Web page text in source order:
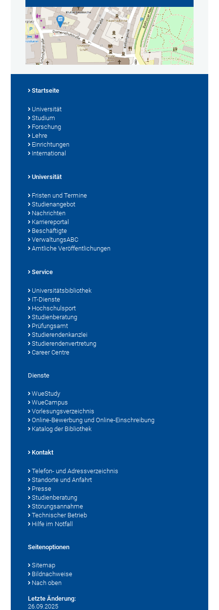
Startseite
Universität
Studium
Forschung
Lehre
Einrichtungen
International
Universität
Fristen und Termine
Studienangebot
Nachrichten
Karriereportal
Beschäftigte
VerwaltungsABC
Amtliche Veröffentlichungen
Service
Universitätsbibliothek
IT-Dienste
Hochschulsport
Studienberatung
Prüfungsamt
Studierendenkanzlei
Studierendenvertretung
Career Centre
Dienste
WueStudy
WueCampus
Vorlesungsverzeichnis
Online-Bewerbung und Online-Einschreibung
Katalog der Bibliothek
Kontakt
Telefon- und Adressverzeichnis
Standorte und Anfahrt
Presse
Studienberatung
Störungsannahme
Technischer Betrieb
Hilfe im Notfall
Seitenoptionen
Sitemap
Bildnachweise
Nach oben
Letzte Änderung:
26.09.2025